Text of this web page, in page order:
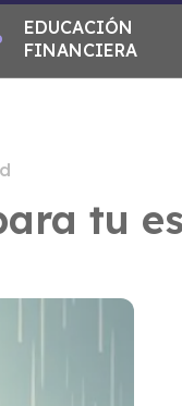
EDUCACIÓN
FINANCIERA
tu